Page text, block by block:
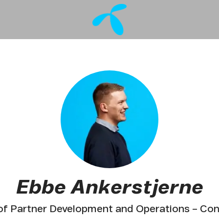
Ebbe Ankerstjerne
Partner Development and Operations –